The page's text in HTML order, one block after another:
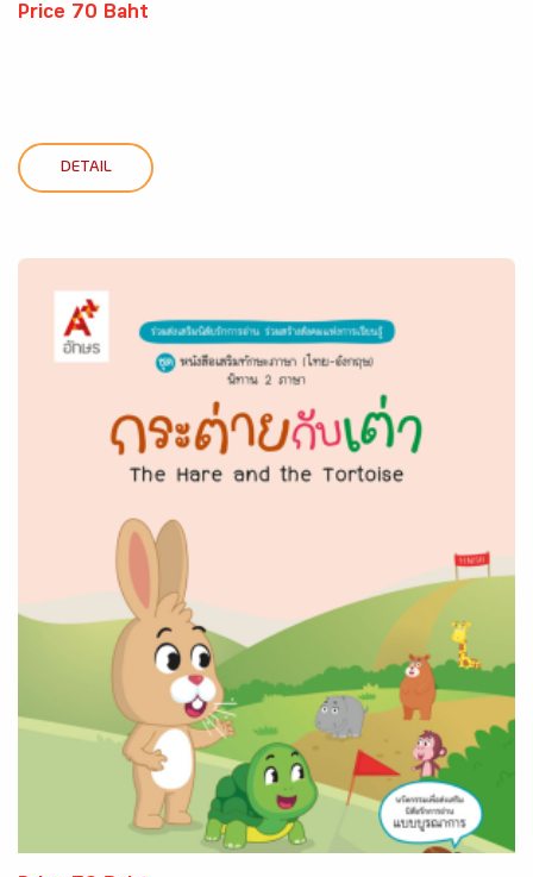
Price 70 Baht
DETAIL